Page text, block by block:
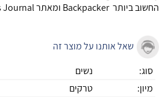
החשוב ביותר Backpacker ומאתר
Journal
שאל אותנו על מוצר זה
סוג:
נשים
מיון:
טרקים